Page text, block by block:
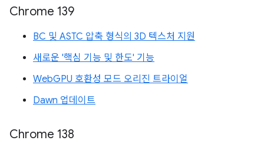
Chrome 139
BC 및 ASTC 압축 형식의 3D 텍스처 지원
새로운 '핵심 기능 및 한도' 기능
WebGPU 호환성 모드 오리진 트라이얼
Dawn 업데이트
Chrome 138